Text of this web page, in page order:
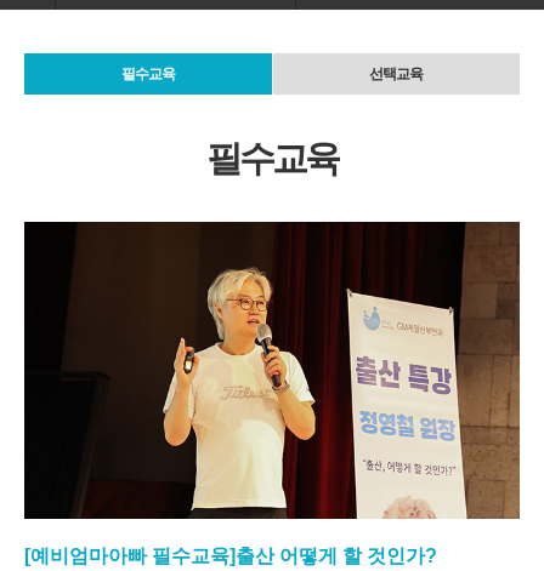
필수교육 선택교육
필수교육
[예비엄마아빠 필수교육]출산 어떻게 할 것인가?